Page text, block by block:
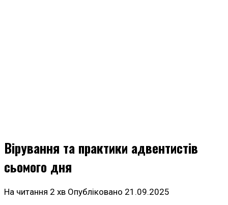
Вірування та практики адвентистів
сьомого дня
На читання 2 хв Опубліковано 21.09.2025